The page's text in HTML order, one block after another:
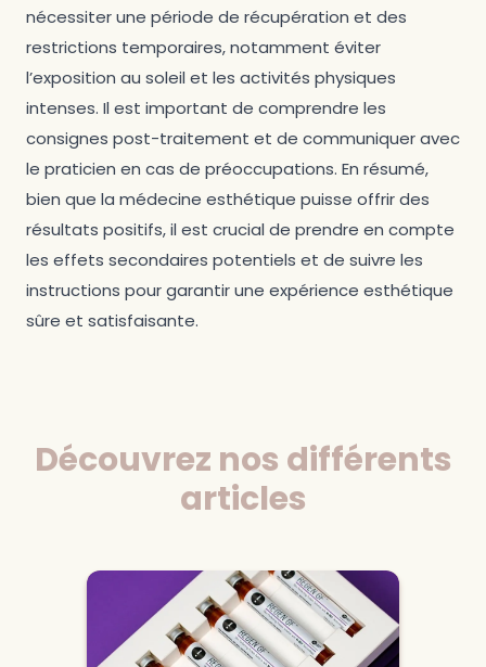
nécessiter une période de récupération et des
restrictions temporaires, notamment éviter
l’exposition au soleil et les activités physiques
intenses. Il est important de comprendre les
consignes post-traitement et de communiquer avec
le praticien en cas de préoccupations. En résumé,
bien que la médecine esthétique puisse offrir des
résultats positifs, il est crucial de prendre en compte
les effets secondaires potentiels et de suivre les
instructions pour garantir une expérience esthétique
sûre et satisfaisante.
Découvrez nos différents
articles